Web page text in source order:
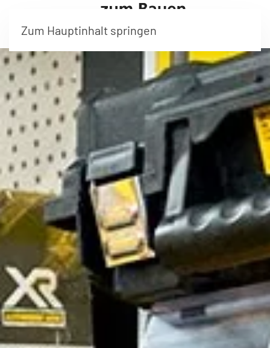
Zum Hauptinhalt springen